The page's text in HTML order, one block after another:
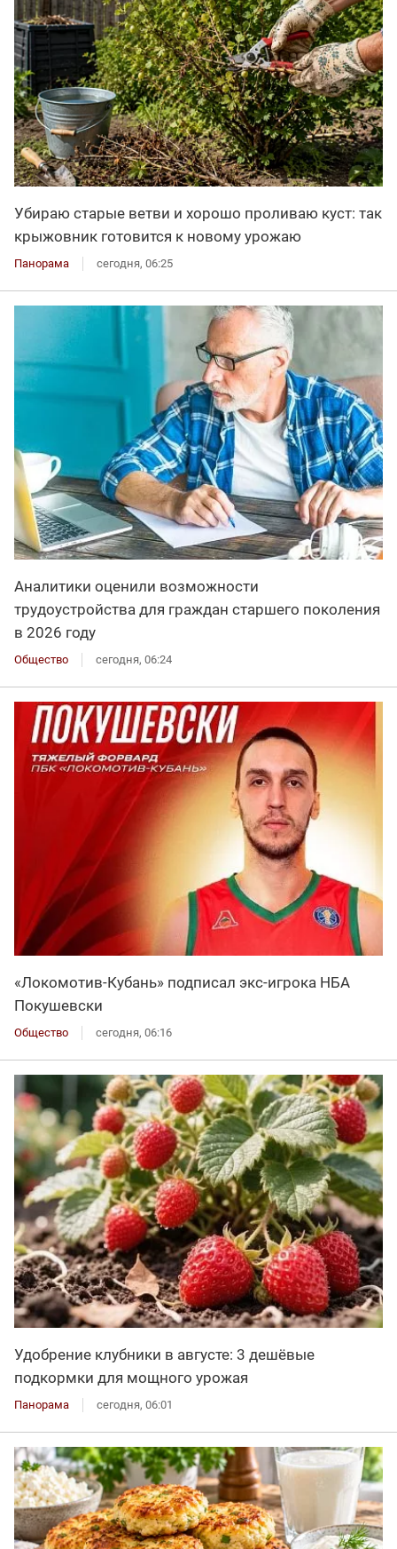
Убираю старые ветви и хорошо проливаю куст: так
крыжовник готовится к новому урожаю
Панорама сегодня, 06:25
Аналитики оценили возможности
трудоустройства для граждан старшего поколения
в 2026 году
Общество сегодня, 06:24
«Локомотив-Кубань» подписал экс-игрока НБА
Покушевски
Общество сегодня, 06:16
Удобрение клубники в августе: 3 дешёвые
подкормки для мощного урожая
Панорама сегодня, 06:01